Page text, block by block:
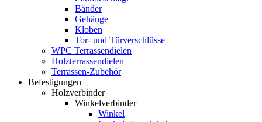
Bänder
Gehänge
Kloben
Tor- und Türverschlüsse
WPC Terrassendielen
Holzterrassendielen
Terrassen-Zubehör
Befestigungen
Holzverbinder
Winkelverbinder
Winkel